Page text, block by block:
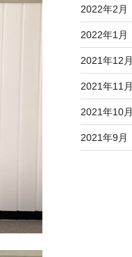
2022年2月
2022年1月
2021年12月
2021年11月
2021年10月
2021年9月